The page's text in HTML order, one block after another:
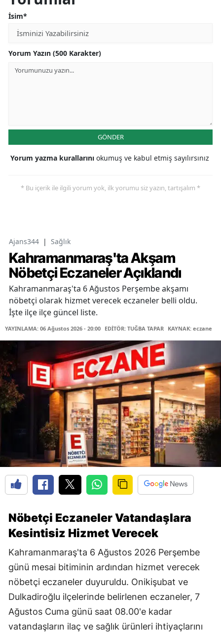
İsim*
Yorum Yazın (500 Karakter)
GÖNDER
Yorum yazma kurallarını okumuş ve kabul etmiş sayılırsınız
* Bu içerik ile ilgili yorum yok, ilk yorumu siz yazın, tartışalım *
Ajans344 | Sağlık
Kahramanmaraş'ta Akşam
Nöbetçi Eczaneler Açıklandı
Kahramanmaraş'ta 6 Ağustos Perşembe akşamı
nöbetçi olarak hizmet verecek eczaneler belli oldu.
İşte ilçe ilçe güncel liste.
YAYINLAMA: 06 Ağustos 2026 - 20:00 EDİTÖR: TUĞBA TAPAR KAYNAK: eczane
Nöbetçi Eczaneler Vatandaşlara
Kesintisiz Hizmet Verecek
Kahramanmaraş'ta 6 Ağustos 2026 Perşembe
günü mesai bitiminin ardından hizmet verecek
nöbetçi eczaneler duyuruldu. Onikişubat ve
Dulkadiroğlu ilçelerinde belirlenen eczaneler, 7
Ağustos Cuma günü saat 08.00'e kadar
vatandaşların ilaç ve sağlık ürünleri ihtiyaçlarını